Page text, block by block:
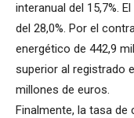
interanual del 15,7%.
del 28,0%. Por el
energético de 442,9
superior al registrado
millones de euros.
Finalmente, la tasa de